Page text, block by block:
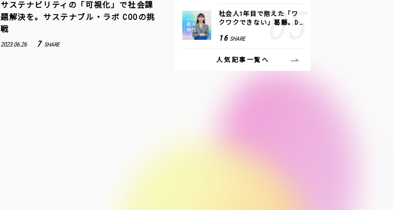
サステナビリティの「可視化」で社会課
題解決を。サステナブル・ラボ COOの挑
戦
2023.06.26 7 SHARE
社会人1年目で抱えた「ワ
クワクできない」葛藤。De
つけた、私の生きる道
16 SHARE
人気記事一覧へ